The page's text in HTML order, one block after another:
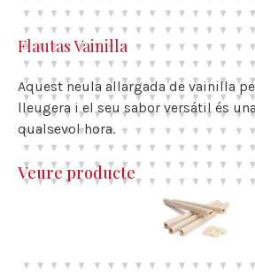
Flautas Vainilla
Aquest neula allargada de vainilla
lleugera i el seu sabor versátil és
qualsevol hora.
Veure producte